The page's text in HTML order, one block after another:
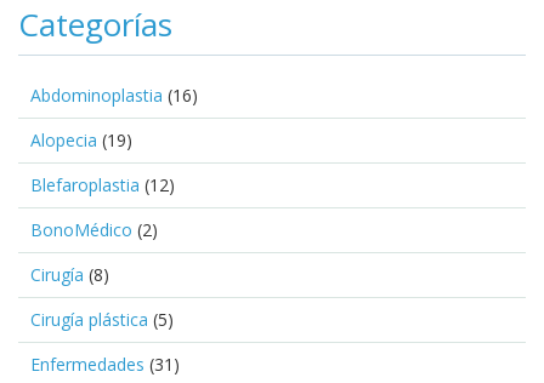
Categorías
Abdominoplastia (16)
Alopecia (19)
Blefaroplastia (12)
BonoMédico (2)
Cirugía (8)
Cirugía plástica (5)
Enfermedades (31)